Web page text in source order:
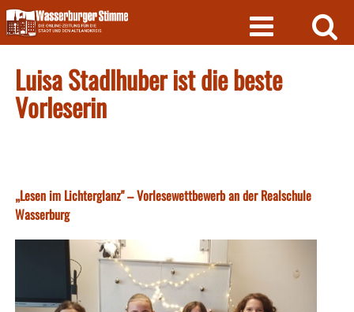
Skip
to
content
Luisa Stadlhuber ist die beste
Vorleserin
„Lesen im Lichterglanz" – Vorlesewettbewerb an der Realschule
Wasserburg